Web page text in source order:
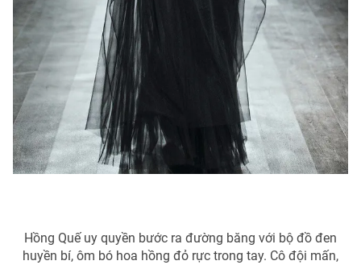
Cơ quan báo chí:Thời báo VTV
Giấy phép hoạt động báo in và báo điện tử số 483/GP-BTTTT
cấp ngày 29/12/2023
Tổng Biên tập:
Vũ Thanh Thủy
Phó Tổng Biên tập:Nguyễn Thị Mỹ Hạnh, Phạm Quốc Thắng,
Nguyễn Trọng Ninh
Tổng đài VTV: 024.38 355 931 - 024.38 355 932
Ðiện thoại Thời báo VTV:
Hồng Quế uy quyền bước ra đường băng với bộ đồ đen
huyền bí, ôm bó hoa hồng đỏ rực trong tay. Cô đội mấn,